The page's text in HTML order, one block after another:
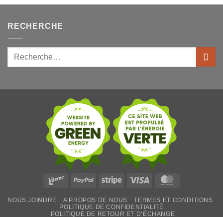
RECHERCHE
Rechercher:
Interac PayPal Stripe Visa
NOUS JOINDRE A PROPOS DE NOUS
TERMES ET CONDITIONS
POLITIQUE DE CONFIDENTIALITÉ
POLITIQUE DE RETOUR ET D’ÉCHANGE